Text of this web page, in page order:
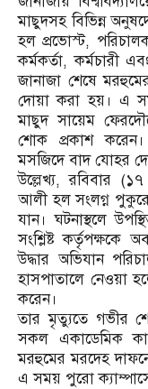
মাছুদসহ বিভিন্ন
হল প্রভোস্ট,
কর্মকর্তা, কর্মচারী
জানাজা শেষে
দোয়া করা হয়। এ
মাছুদ সায়েম
শোক প্রকাশ করেন।
মসজিদে বাদ যোহর
উল্লেখ্য, রবিবার (১৭
আলী হল সংলগ্ন পুকুরে
যান। ঘটনাস্থলে
সংশ্লিষ্ট কর্তৃপক্ষকে
উদ্ধার অভিযান
হাসপাতালে নেওয়া
করেন।
তার মৃত্যুতে গভীর
সকল একাডেমিক
মরহুমের মরদেহ
এ সময় পুরো